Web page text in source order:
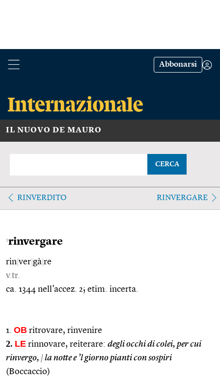
Abbonarsi
IL NUOVO DE MAURO
CERCA
RINVERDITO RINVERGARE
1rinvergare
rin ver gà re
v.tr.
ca. 1344 nell'accez. 2; etim. incerta.
1. OB ritrovare, rinvenire
2. LE rinnovare, reiterare: degli occhi di colei, per cui
rinvergo, |la notte e ’l giorno pianti con sospiri
(Boccaccio)